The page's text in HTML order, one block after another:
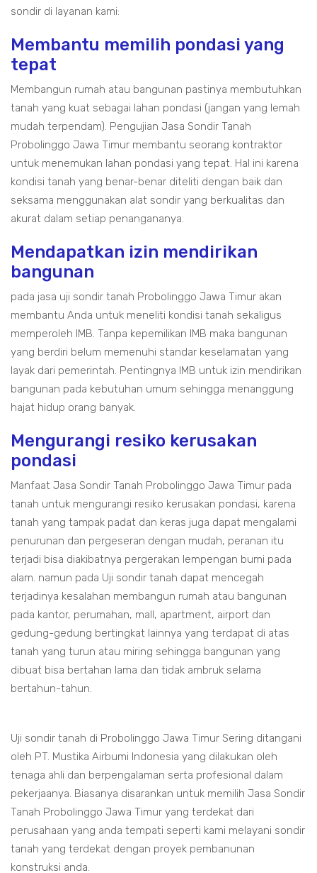
sondir di layanan kami:
Membantu memilih pondasi yang
tepat
Membangun rumah atau bangunan pastinya membutuhkan
tanah yang kuat sebagai lahan pondasi (jangan yang lemah
mudah terpendam). Pengujian Jasa Sondir Tanah
Probolinggo Jawa Timur membantu seorang kontraktor
untuk menemukan lahan pondasi yang tepat. Hal ini karena
kondisi tanah yang benar-benar diteliti dengan baik dan
seksama menggunakan alat sondir yang berkualitas dan
akurat dalam setiap penangananya.
Mendapatkan izin mendirikan
bangunan
pada jasa uji sondir tanah Probolinggo Jawa Timur akan
membantu Anda untuk meneliti kondisi tanah sekaligus
memperoleh IMB. Tanpa kepemilikan IMB maka bangunan
yang berdiri belum memenuhi standar keselamatan yang
layak dari pemerintah. Pentingnya IMB untuk izin mendirikan
bangunan pada kebutuhan umum sehingga menanggung
hajat hidup orang banyak.
Mengurangi resiko kerusakan
pondasi
Manfaat Jasa Sondir Tanah Probolinggo Jawa Timur pada
tanah untuk mengurangi resiko kerusakan pondasi, karena
tanah yang tampak padat dan keras juga dapat mengalami
penurunan dan pergeseran dengan mudah, peranan itu
terjadi bisa diakibatnya pergerakan lempengan bumi pada
alam. namun pada Uji sondir tanah dapat mencegah
terjadinya kesalahan membangun rumah atau bangunan
pada kantor, perumahan, mall, apartment, airport dan
gedung-gedung bertingkat lainnya yang terdapat di atas
tanah yang turun atau miring sehingga bangunan yang
dibuat bisa bertahan lama dan tidak ambruk selama
bertahun-tahun.
Uji sondir tanah di Probolinggo Jawa Timur Sering ditangani
oleh PT. Mustika Airbumi Indonesia yang dilakukan oleh
tenaga ahli dan berpengalaman serta profesional dalam
pekerjaanya. Biasanya disarankan untuk memilih Jasa Sondir
Tanah Probolinggo Jawa Timur yang terdekat dari
perusahaan yang anda tempati seperti kami melayani sondir
tanah yang terdekat dengan proyek pembanunan
konstruksi anda.